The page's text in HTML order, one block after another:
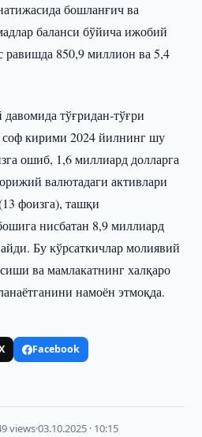
бошланғич ва
баланси бўйича ижобий
850,9 миллион ва 5,4
тўғридан-тўғри
кирими 2024 йилнинг шу
ошиб, 1,6 миллиард долларга
валютадаги активлари
фоизга), ташқи
нисбатан 8,9 миллиард
Бу кўрсаткичлар молиявий
ва мамлакатнинг халқаро
намоён этмоқда.
Facebook
views·03.10.2025 · 10:15